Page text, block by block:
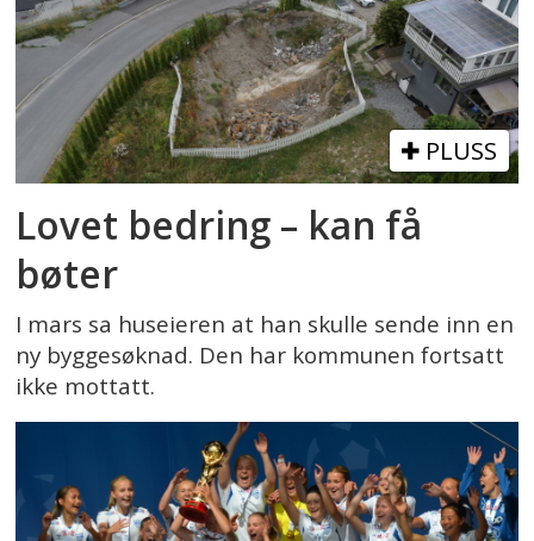
PLUSS
Lovet bedring – kan få
bøter
I mars sa huseieren at han skulle sende inn en
ny byggesøknad. Den har kommunen fortsatt
ikke mottatt.